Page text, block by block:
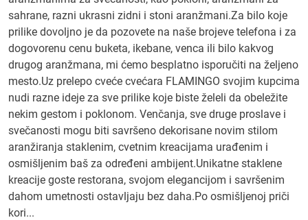
sahrane, razni ukrasni zidni i stoni aranžmani.Za bilo koje
prilike dovoljno je da pozovete na naše brojeve telefona i za
dogovorenu cenu buketa, ikebane, venca ili bilo kakvog
drugog aranžmana, mi ćemo besplatno isporučiti na željeno
mesto.Uz prelepo cveće cvećara FLAMINGO svojim kupcima
nudi razne ideje za sve prilike koje biste želeli da obeležite
nekim gestom i poklonom. Venčanja, sve druge proslave i
svečanosti mogu biti savršeno dekorisane novim stilom
aranžiranja staklenim, cvetnim kreacijama urađenim i
osmišljenim baš za određeni ambijent.Unikatne staklene
kreacije goste restorana, svojom elegancijom i savršenim
dahom umetnosti ostavljaju bez daha.Po osmišljenoj priči
kori...